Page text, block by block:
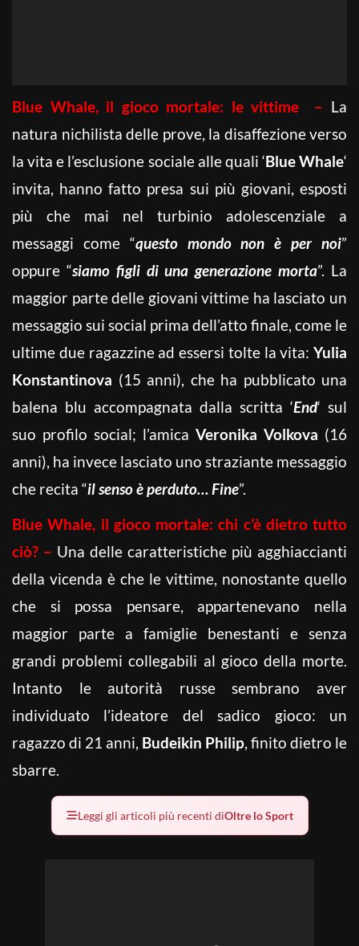
Blue Whale, il gioco mortale: le vittime – La
natura nichilista delle prove, la disaffezione verso
la vita e l’esclusione sociale alle quali ‘Blue Whale‘
invita, hanno fatto presa sui più giovani, esposti
più che mai nel turbinio adolescenziale a
messaggi come “questo mondo non è per noi”
oppure “siamo figli di una generazione morta”. La
maggior parte delle giovani vittime ha lasciato un
messaggio sui social prima dell’atto finale, come le
ultime due ragazzine ad essersi tolte la vita: Yulia
Konstantinova (15 anni), che ha pubblicato una
balena blu accompagnata dalla scritta ‘End‘ sul
suo profilo social; l’amica Veronika Volkova (16
anni), ha invece lasciato uno straziante messaggio
che recita “il senso è perduto… Fine”.
Blue Whale, il gioco mortale: chi c’è dietro tutto
ciò? – Una delle caratteristiche più agghiaccianti
della vicenda è che le vittime, nonostante quello
che si possa pensare, appartenevano nella
maggior parte a famiglie benestanti e senza
grandi problemi collegabili al gioco della morte.
Intanto le autorità russe sembrano aver
individuato l’ideatore del sadico gioco: un
ragazzo di 21 anni, Budeikin Philip, finito dietro le
sbarre.
Leggi gli articoli più recenti diOltre lo Sport